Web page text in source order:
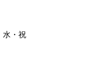
水・祝